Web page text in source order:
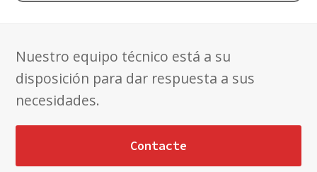
Nuestro equipo técnico está a su
disposición para dar respuesta a sus
necesidades.
Contacte